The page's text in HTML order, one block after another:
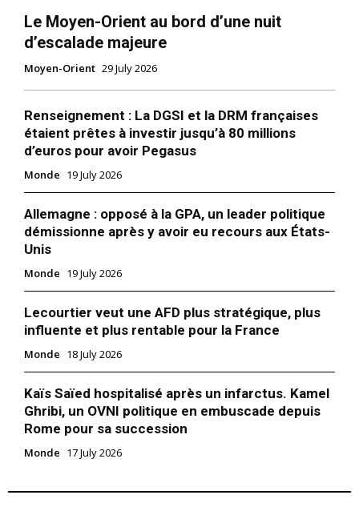
Le Moyen-Orient au bord d’une nuit
d’escalade majeure
Moyen-Orient 29 July 2026
Renseignement : La DGSI et la DRM françaises
étaient prêtes à investir jusqu’à 80 millions
d’euros pour avoir Pegasus
Monde 19 July 2026
Allemagne : opposé à la GPA, un leader politique
démissionne après y avoir eu recours aux États-
Unis
Monde 19 July 2026
Lecourtier veut une AFD plus stratégique, plus
influente et plus rentable pour la France
Monde 18 July 2026
Kaïs Saïed hospitalisé après un infarctus. Kamel
Ghribi, un OVNI politique en embuscade depuis
Rome pour sa succession
Monde 17 July 2026